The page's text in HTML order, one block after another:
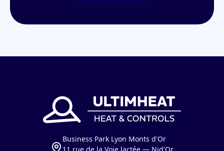
Business Park Lyon Monts d'Or
11 rue de la Voie lactée — Nid'Or